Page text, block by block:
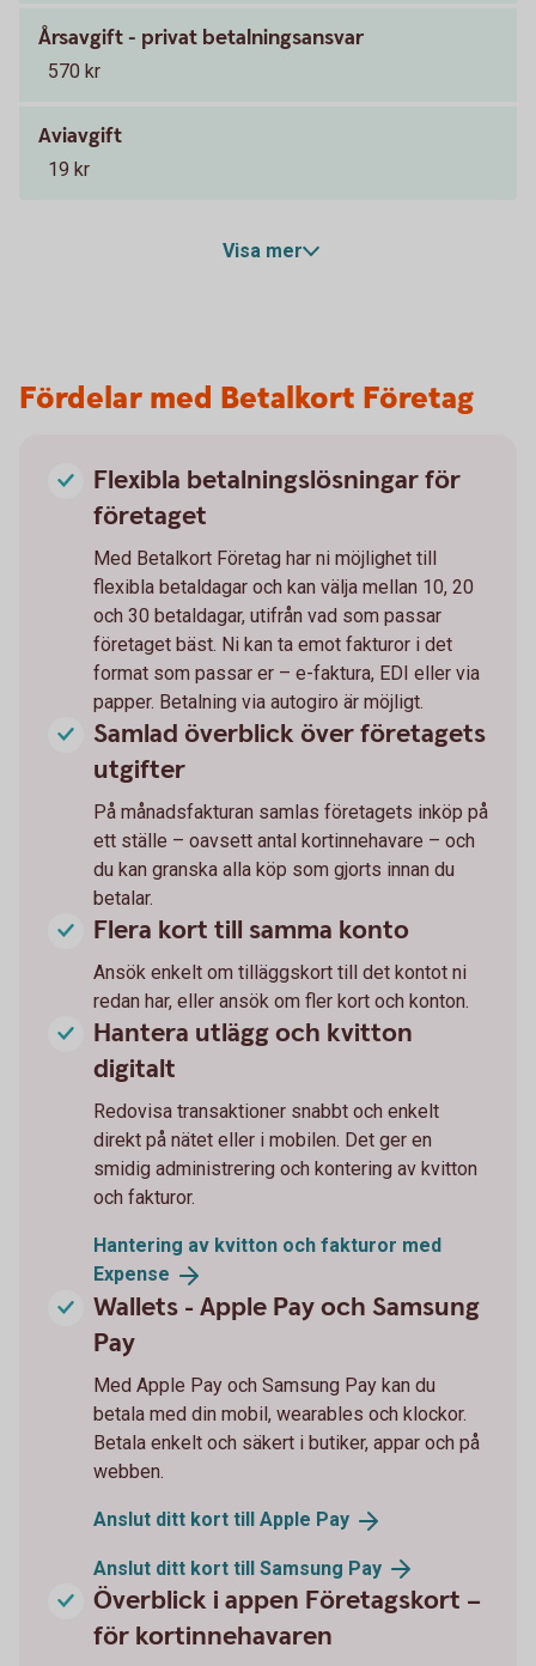
Årsavgift - privat betalningsansvar
570 kr
Aviavgift
19 kr
Visa mer
Fördelar med Betalkort Företag
Flexibla betalningslösningar för
företaget
Med Betalkort Företag har ni möjlighet till
flexibla betaldagar och kan välja mellan 10, 20
och 30 betaldagar, utifrån vad som passar
företaget bäst. Ni kan ta emot fakturor i det
format som passar er – e-faktura, EDI eller via
papper. Betalning via autogiro är möjligt.
Samlad överblick över företagets
utgifter
På månadsfakturan samlas företagets inköp på
ett ställe – oavsett antal kortinnehavare – och
du kan granska alla köp som gjorts innan du
betalar.
Flera kort till samma konto
Ansök enkelt om tilläggskort till det kontot ni
redan har, eller ansök om fler kort och konton.
Hantera utlägg och kvitton
digitalt
Redovisa transaktioner snabbt och enkelt
direkt på nätet eller i mobilen. Det ger en
smidig administrering och kontering av kvitton
och fakturor.
Hantering av kvitton och fakturor med
Expense
Wallets - Apple Pay och Samsung
Pay
Med Apple Pay och Samsung Pay kan du
betala med din mobil, wearables och klockor.
Betala enkelt och säkert i butiker, appar och på
webben.
Anslut ditt kort till Apple Pay
Anslut ditt kort till Samsung Pay
Överblick i appen Företagskort –
för kortinnehavaren